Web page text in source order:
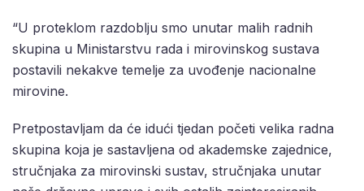
“U proteklom razdoblju smo unutar malih radnih
skupina u Ministarstvu rada i mirovinskog sustava
postavili nekakve temelje za uvođenje nacionalne
mirovine.
Pretpostavljam da će idući tjedan početi velika radna
skupina koja je sastavljena od akademske zajednice,
stručnjaka za mirovinski sustav, stručnjaka unutar